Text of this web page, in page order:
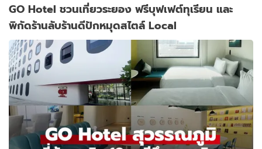
GO Hotel ชวนเที่ยวระยอง ฟรีบุฟเฟต์ทุเรียน และ
พิกัดร้านลับร้านดีปักหมุดสไตล์ Local